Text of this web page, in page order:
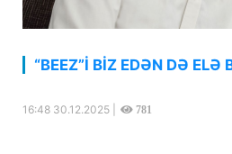
“BEEZ”İ BİZ EDƏN DƏ ELƏ
16:48 30.12.2025 | 781